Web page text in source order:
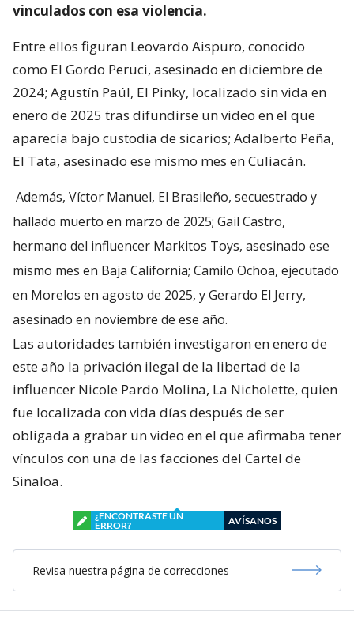
vinculados con esa violencia.
Entre ellos figuran Leovardo Aispuro, conocido
como El Gordo Peruci, asesinado en diciembre de
2024; Agustín Paúl, El Pinky, localizado sin vida en
enero de 2025 tras difundirse un video en el que
aparecía bajo custodia de sicarios; Adalberto Peña,
El Tata, asesinado ese mismo mes en Culiacán.
Además, Víctor Manuel, El Brasileño, secuestrado y
hallado muerto en marzo de 2025; Gail Castro,
hermano del influencer Markitos Toys, asesinado ese
mismo mes en Baja California; Camilo Ochoa, ejecutado
en Morelos en agosto de 2025, y Gerardo El Jerry,
asesinado en noviembre de ese año.
Las autoridades también investigaron en enero de
este año la privación ilegal de la libertad de la
influencer Nicole Pardo Molina, La Nicholette, quien
fue localizada con vida días después de ser
obligada a grabar un video en el que afirmaba tener
vínculos con una de las facciones del Cartel de
Sinaloa.
¿ENCONTRASTE UN
ERROR?
AVÍSANOS
Revisa nuestra página de correcciones